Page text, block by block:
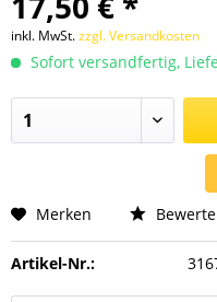
inkl. MwSt.zzgl. Versandkosten
Sofort versandfertig,
Merken
Artikel-Nr.: